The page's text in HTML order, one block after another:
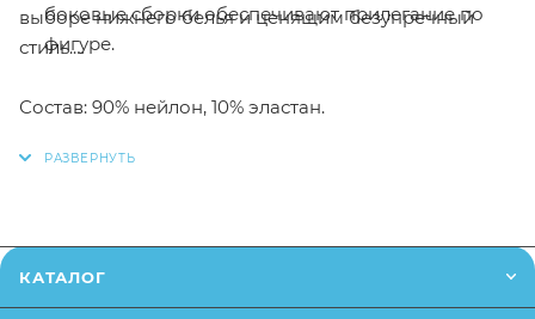
боковые сборки обеспечивают прилегание по
фигуре.
выборе нижнего белья и ценящим безупречный
стиль.
Состав: 90% нейлон, 10% эластан.
Инструкции по уходу:
утюгом.
КАТАЛОГ